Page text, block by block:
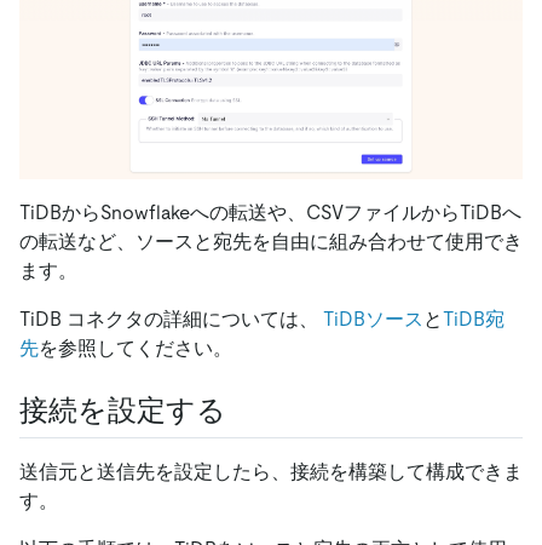
TiDBからSnowflakeへの転送や、CSVファイルからTiDBへ
の転送など、ソースと宛先を自由に組み合わせて使用​​でき
ます。
TiDB コネクタの詳細については、 TiDBソース とTiDB宛
先を参照してください。
接続を設定する
送信元と送信先を設定したら、接続を構築して構成できま
す。